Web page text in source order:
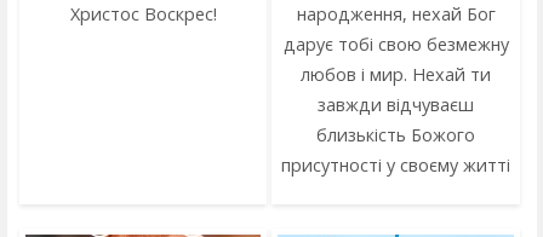
Христос Воскрес!
народження, нехай Бог
дарує тобі свою безмежну
любов і мир. Нехай ти
завжди відчуваєш
близькість Божого
присутності у своєму житті